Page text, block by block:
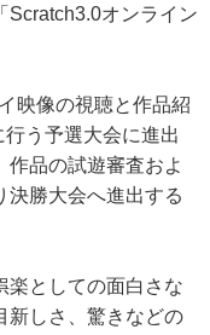
Scratch3.0オンライン
映像の視聴と作品紹
う予選大会に進出
作品の試遊審査およ
決勝大会へ進出する
としての面白さな
新しさ、驚きなどの